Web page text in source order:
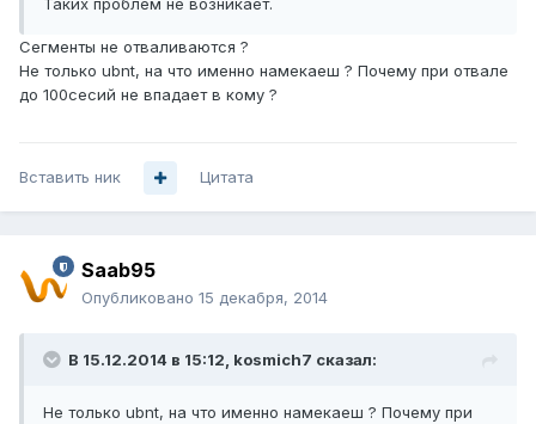
Таких проблем не возникает.
Сегменты не отваливаются ?
Не только ubnt, на что именно намекаеш ? Почему при отвале
до 100сесий не впадает в кому ?
Вставить ник Цитата
Saab95
Опубликовано 15 декабря, 2014
В 15.12.2014 в 15:12, kosmich7 сказал:
Не только ubnt, на что именно намекаеш ? Почему при